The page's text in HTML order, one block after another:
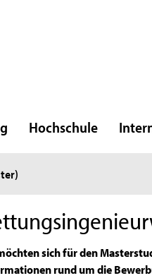
Hochschule
sich für den
rund um die